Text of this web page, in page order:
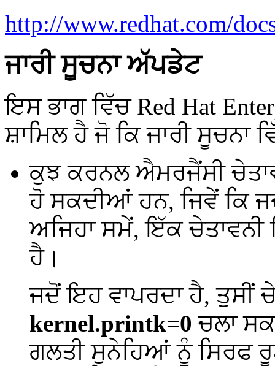
http://www.redhat.com/
ਜਾਰੀ ਸੂਚਨਾ ਅੱਪਡੇਟ
ਇਸ ਭਾਗ ਵਿੱਚ Red Hat
ਸ਼ਾਮਿਲ ਹੈ ਜੋ ਕਿ ਜਾਰੀ
ਕੁਝ ਕਰਨਲ ਐਮਰਜੈਂਸੀ
ਹੋ ਸਕਦੀਆਂ ਹਨ, ਜਿਵੇਂ ਕਿ
ਅਜਿਹਾ ਸਮੇਂ, ਇੱਕ
ਹੈ।
ਜਦੋਂ ਇਹ ਵਾਪਰਦਾ ਹੈ,
kernel.printk=0 ਚਲਾ
ਗਲਤੀ ਸੁਨੇਹਿਆਂ ਨੂੰ ਸਿਰਫ